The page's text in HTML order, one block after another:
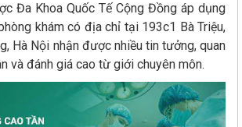
Đa Khoa Quốc Tế Cộng Đồng áp dụng
khám có địa chỉ tại 193c1 Bà Triệu,
Hà Nội nhận được nhiều tin tưởng, quan
và đánh giá cao từ giới chuyên môn.